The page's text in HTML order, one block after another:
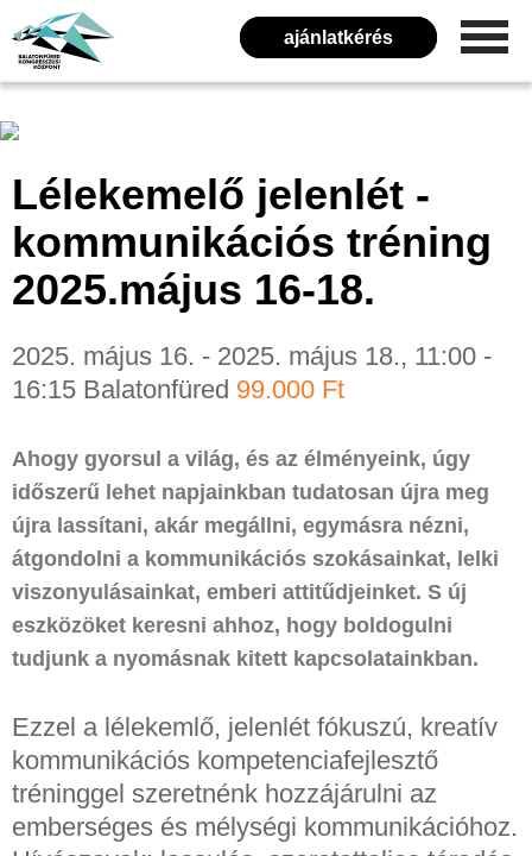
ajánlatkérés
Lélekemelő jelenlét -
kommunikációs tréning
2025.május 16-18.
2025. május 16. - 2025. május 18., 11:00 -
16:15 Balatonfüred 99.000 Ft
Ahogy gyorsul a világ, és az élményeink, úgy
időszerű lehet napjainkban tudatosan újra meg
újra lassítani, akár megállni, egymásra nézni,
átgondolni a kommunikációs szokásainkat, lelki
viszonyulásainkat, emberi attitűdjeinket. S új
eszközöket keresni ahhoz, hogy boldogulni
tudjunk a nyomásnak kitett kapcsolatainkban.
Ezzel a lélekemlő, jelenlét fókuszú, kreatív
kommunikációs kompetenciafejlesztő
tréninggel szeretnénk hozzájárulni az
emberséges és mélységi kommunikációhoz.